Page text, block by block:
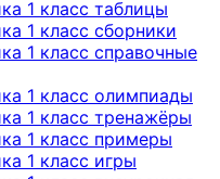
1 класс таблицы
1 класс сборники
1 класс справочные
1 класс олимпиады
1 класс тренажёры
1 класс примеры
1 класс игры